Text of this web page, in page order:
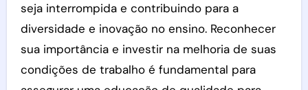
seja interrompida e contribuindo para a
diversidade e inovação no ensino. Reconhecer
sua importância e investir na melhoria de suas
condições de trabalho é fundamental para